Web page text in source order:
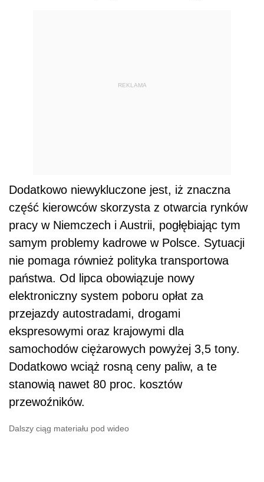
REKLAMA
Dodatkowo niewykluczone jest, iż znaczna
część kierowców skorzysta z otwarcia rynków
pracy w Niemczech i Austrii, pogłębiając tym
samym problemy kadrowe w Polsce. Sytuacji
nie pomaga również polityka transportowa
państwa. Od lipca obowiązuje nowy
elektroniczny system poboru opłat za
przejazdy autostradami, drogami
ekspresowymi oraz krajowymi dla
samochodów ciężarowych powyżej 3,5 tony.
Dodatkowo wciąż rosną ceny paliw, a te
stanowią nawet 80 proc. kosztów
przewoźników.
Dalszy ciąg materiału pod wideo